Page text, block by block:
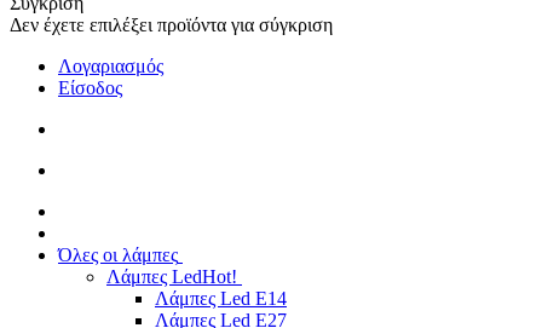
Δεν έχετε επιλέξει προϊόντα για σύγκριση
Λογαριασμός
Είσοδος
Όλες οι λάμπες
Λάμπες LedHot!
Λάμπες Led E14
Λάμπες Led E27